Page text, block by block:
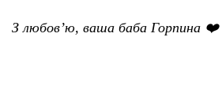
З любов’ю, ваша баба Горпина ❤️